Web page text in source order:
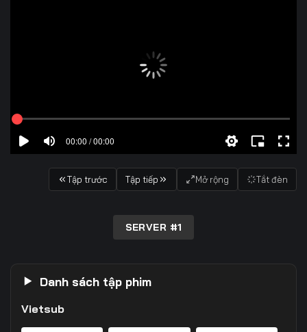
00:00 / 00:00
Tập trước Tập tiếp Mở rộng Tắt đèn
SERVER #1
Danh sách tập phim
Vietsub